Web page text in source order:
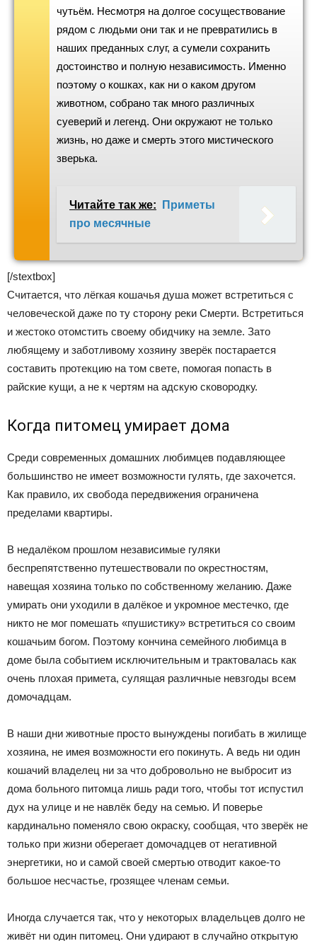
чутьём. Несмотря на долгое сосуществование
рядом с людьми они так и не превратились в
наших преданных слуг, а сумели сохранить
достоинство и полную независимость. Именно
поэтому о кошках, как ни о каком другом
животном, собрано так много различных
суеверий и легенд. Они окружают не только
жизнь, но даже и смерть этого мистического
зверька.
Читайте так же:
Приметы
про месячные
[/stextbox]
Считается, что лёгкая кошачья душа может встретиться с
человеческой даже по ту сторону реки Смерти. Встретиться
и жестоко отомстить своему обидчику на земле. Зато
любящему и заботливому хозяину зверёк постарается
составить протекцию на том свете, помогая попасть в
райские кущи, а не к чертям на адскую сковородку.
Когда питомец умирает дома
Среди современных домашних любимцев подавляющее
большинство не имеет возможности гулять, где захочется.
Как правило, их свобода передвижения ограничена
пределами квартиры.
В недалёком прошлом независимые гуляки
беспрепятственно путешествовали по окрестностям,
навещая хозяина только по собственному желанию. Даже
умирать они уходили в далёкое и укромное местечко, где
никто не мог помешать «пушистику» встретиться со своим
кошачьим богом. Поэтому кончина семейного любимца в
доме была событием исключительным и трактовалась как
очень плохая примета, сулящая различные невзгоды всем
домочадцам.
В наши дни животные просто вынуждены погибать в жилище
хозяина, не имея возможности его покинуть. А ведь ни один
кошачий владелец ни за что добровольно не выбросит из
дома больного питомца лишь ради того, чтобы тот испустил
дух на улице и не навлёк беду на семью. И поверье
кардинально поменяло свою окраску, сообщая, что зверёк не
только при жизни оберегает домочадцев от негативной
энергетики, но и самой своей смертью отводит какое-то
большое несчастье, грозящее членам семьи.
Иногда случается так, что у некоторых владельцев долго не
живёт ни один питомец. Они удирают в случайно открытую